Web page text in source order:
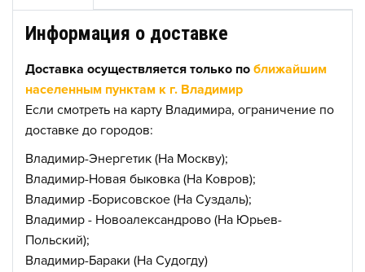
Информация о доставке
Доставка осуществляется только по ближайшим
населенным пунктам к г. Владимир
Если смотреть на карту Владимира, ограничение по
доставке до городов:
Владимир-Энергетик (На Москву);
Владимир-Новая быковка (На Ковров);
Владимир -Борисовское (На Суздаль);
Владимир - Новоалександрово (На Юрьев-
Польский);
Владимир-Бараки (На Судогду)